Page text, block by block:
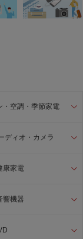
・空調・季節家電
ディオ・カメラ
康家電
響機器